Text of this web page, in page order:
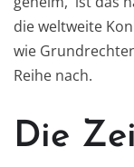
die weltweite
wie
Reihe nach.
Die